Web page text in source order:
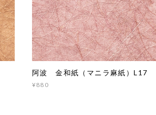
阿波 金和紙（マニラ麻紙）L17
¥880